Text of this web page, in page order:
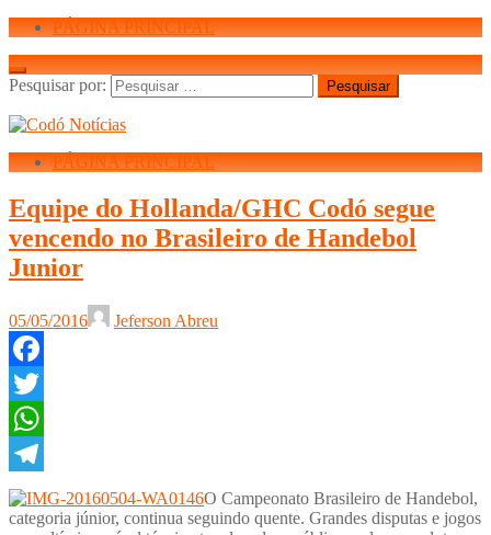
PÁGINA PRINCIPAL
Pesquisar por:
PÁGINA PRINCIPAL
Equipe do Hollanda/GHC Codó segue
vencendo no Brasileiro de Handebol
Junior
05/05/2016 Jeferson Abreu
Facebook
Twitter
WhatsApp
Telegram
O Campeonato Brasileiro de Handebol,
categoria júnior, continua seguindo quente. Grandes disputas e jogos